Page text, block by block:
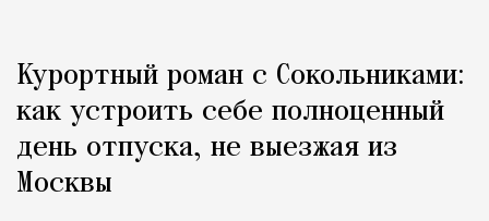
Курортный роман с Сокольниками:
как устроить себе полноценный
день отпуска, не выезжая из
Москвы